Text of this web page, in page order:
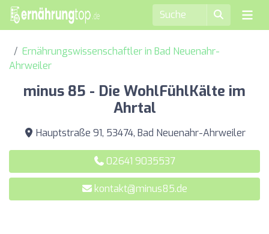
Ernährungswissenschaftler in Bad Neuenahr-
Ahrweiler
minus 85 - Die WohlFühlKälte im
Ahrtal
Hauptstraße 91, 53474, Bad Neuenahr-Ahrweiler
02641 9035537
kontakt@minus85.de